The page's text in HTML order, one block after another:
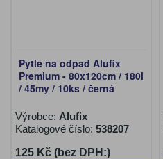
Pytle na odpad Alufix
Premium - 80x120cm / 180l
/ 45my / 10ks / černá
Výrobce: Alufix
Katalogové číslo: 538207
125 Kč (bez DPH:)